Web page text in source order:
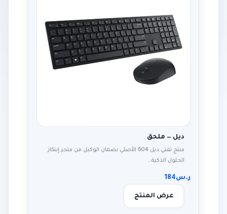
ديل — ملحق
منتج تقني ديل 604 الأصلي بضمان الوكيل من متجر إبتكار
الحلول الذكية…
ر.س184
عرض المنتج